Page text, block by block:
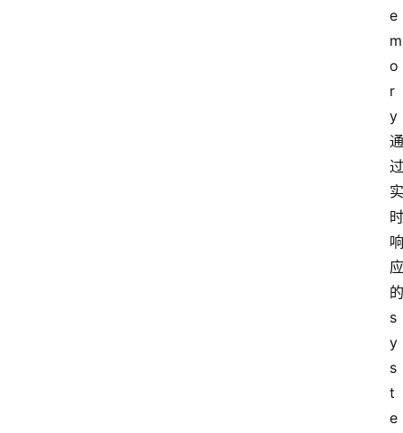
e
m
o
r
y
通
过
实
时
响
应
的
s
y
s
t
e